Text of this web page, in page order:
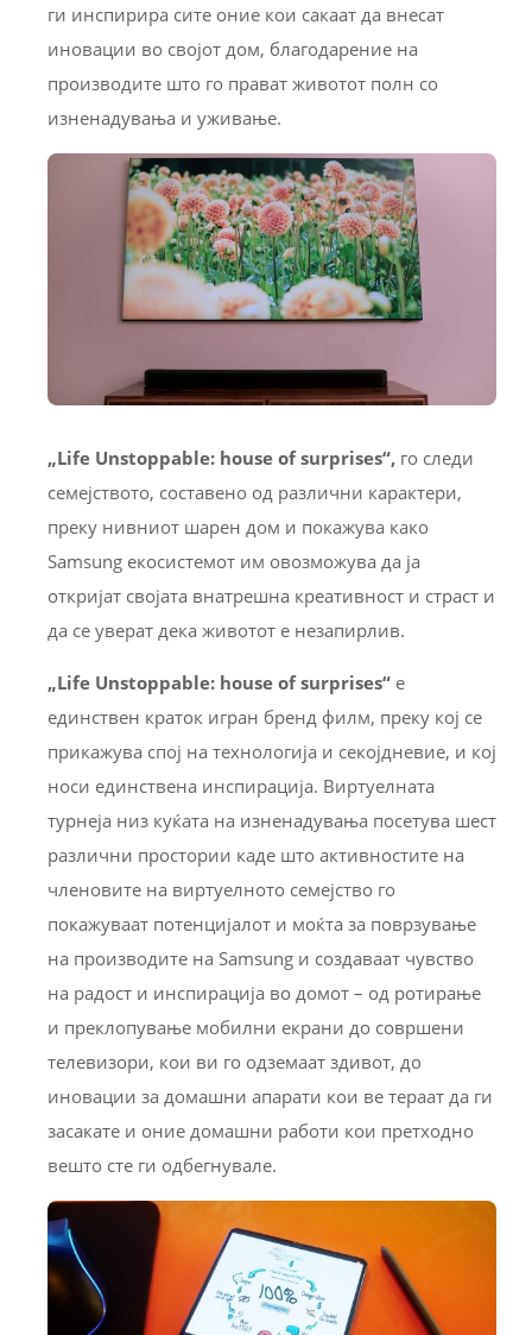
ги инспирира сите оние кои сакаат да внесат
иновации во својот дом, благодарение на
производите што го прават животот полн со
изненадувања и уживање.
„Life Unstoppable: house of surprises“, го следи
семејството, составено од различни карактери,
преку нивниот шарен дом и покажува како
Samsung екосистемот им овозможува да ја
откријат својата внатрешна креативност и страст и
да се уверат дека животот е незапирлив.
„Life Unstoppable: house of surprises“ е
единствен краток игран бренд филм, преку кој се
прикажува спој на технологија и секојдневие, и кој
носи единствена инспирација. Виртуелната
турнеја низ куќата на изненадувања посетува шест
различни простории каде што активностите на
членовите на виртуелното семејство го
покажуваат потенцијалот и моќта за поврзување
на производите на Samsung и создаваат чувство
на радост и инспирација во домот – од ротирање
и преклопување мобилни екрани до совршени
телевизори, кои ви го одземаат здивот, до
иновации за домашни апарати кои ве тераат да ги
засакате и оние домашни работи кои претходно
вешто сте ги одбегнувале.